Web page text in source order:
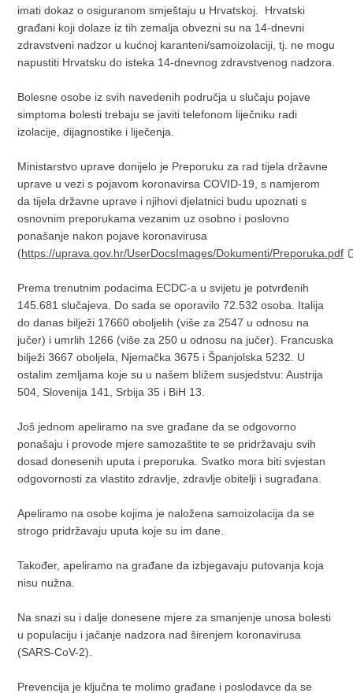
imati dokaz o osiguranom smještaju u Hrvatskoj. Hrvatski
građani koji dolaze iz tih zemalja obvezni su na 14-dnevni
zdravstveni nadzor u kućnoj karanteni/samoizolaciji, tj. ne mogu
napustiti Hrvatsku do isteka 14-dnevnog zdravstvenog nadzora.
Bolesne osobe iz svih navedenih područja u slučaju pojave
simptoma bolesti trebaju se javiti telefonom liječniku radi
izolacije, dijagnostike i liječenja.
Ministarstvo uprave donijelo je Preporuku za rad tijela državne
uprave u vezi s pojavom koronavirsa COVID-19, s namjerom
da tijela državne uprave i njihovi djelatnici budu upoznati s
osnovnim preporukama vezanim uz osobno i poslovno
ponašanje nakon pojave koronavirusa
(https://uprava.gov.hr/UserDocsImages/Dokumenti/Preporuka.pdf
Prema trenutnim podacima ECDC-a u svijetu je potvrđenih
145.681 slučajeva. Do sada se oporavilo 72.532 osoba. Italija
do danas bilježi 17660 oboljelih (više za 2547 u odnosu na
jučer) i umrlih 1266 (više za 250 u odnosu na jučer). Francuska
bilježi 3667 oboljela, Njemačka 3675 i Španjolska 5232. U
ostalim zemljama koje su u našem bližem susjedstvu: Austrija
504, Slovenija 141, Srbija 35 i BiH 13.
Još jednom apeliramo na sve građane da se odgovorno
ponašaju i provode mjere samozaštite te se pridržavaju svih
dosad donesenih uputa i preporuka. Svatko mora biti svjestan
odgovornosti za vlastito zdravlje, zdravlje obitelji i sugrađana.
Apeliramo na osobe kojima je naložena samoizolacija da se
strogo pridržavaju uputa koje su im dane.
Također, apeliramo na građane da izbjegavaju putovanja koja
nisu nužna.
Na snazi su i dalje donesene mjere za smanjenje unosa bolesti
u populaciju i jačanje nadzora nad širenjem koronavirusa
(SARS-CoV-2).
Prevencija je ključna te molimo građane i poslodavce da se